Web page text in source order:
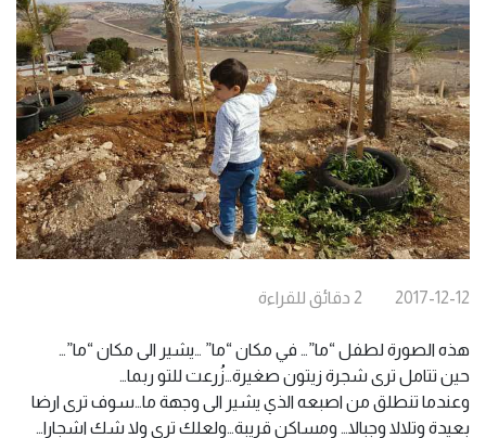
2017-12-12
2 دقائق للقراءة
هذه الصورة لطفل “ما”… في مكان “ما” …يشير الى مكان “ما”…
حين تتامل ترى شجرة زيتون صغيرة…زُرعت للتو ربما…
وعندما تنطلق من اصبعه الذي يشير الى وجهة ما…سوف ترى ارضا
بعيدة وتلالا وجبالا… ومساكن قريبة…ولعلك ترى ولا شك اشجارا…